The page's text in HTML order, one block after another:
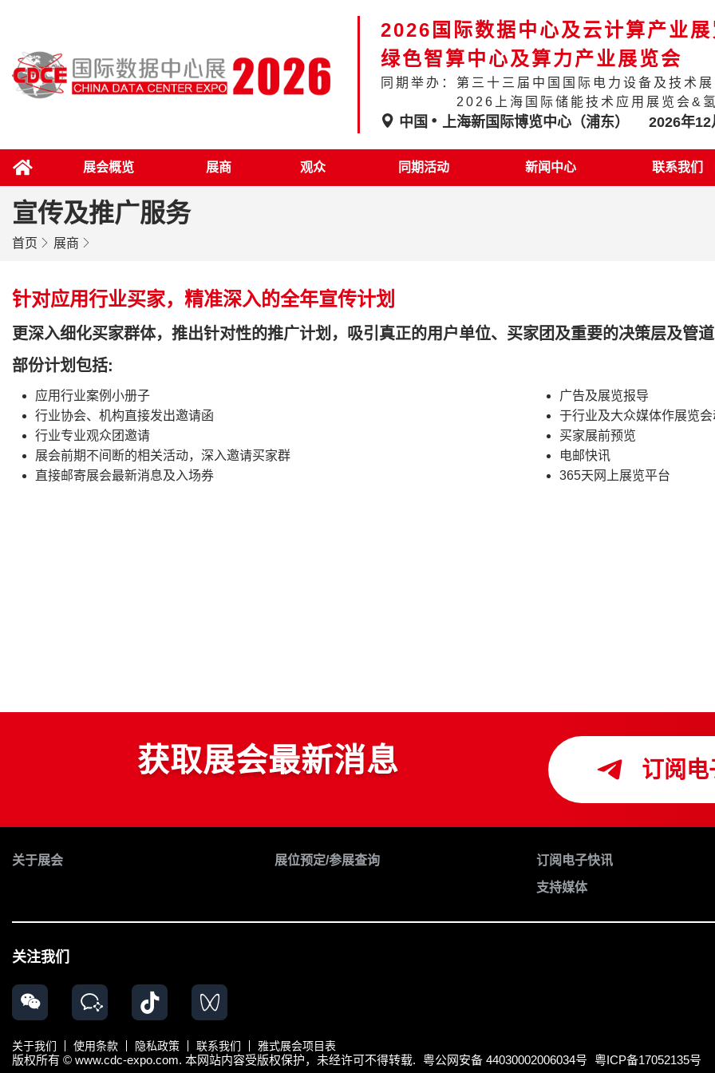
2026国际数据中心及云计算产业
绿色智算中心及算力产业展览会
同期举办：第三十三届中国国际电力设备及技术
2026上海国际储能技术应用展览会&
中国 上海新国际博览中心（浦东） 2026年12
展会概览 展商 观众 同期活动 新闻中心 联系我们
宣传及推广服务
首页 展商
针对应用行业买家，精准深入的全年宣传计划
更深入细化买家群体，推出针对性的推广计划，吸引真正的用户单位、买家团及重要的决策层及管
部份计划包括:
应用行业案例小册子
行业协会、机构直接发出邀请函
行业专业观众团邀请
展会前期不间断的相关活动，深入邀请买家群
直接邮寄展会最新消息及入场券
广告及展览报导
于行业及大众媒体作展览
买家展前预览
电邮快讯
365天网上展览平台
获取展会最新消息 订阅电
关于展会 展位预定/参展查询
订阅电子快讯
支持媒体
关注我们
关于我们 使用条款 隐私政策 联系我们 雅式展会项目表
版权所有 © www.cdc-expo.com. 本网站内容受版权保护，未经许可不得转载. 粤公网安备 44030002006034号 粤ICP备17052135号